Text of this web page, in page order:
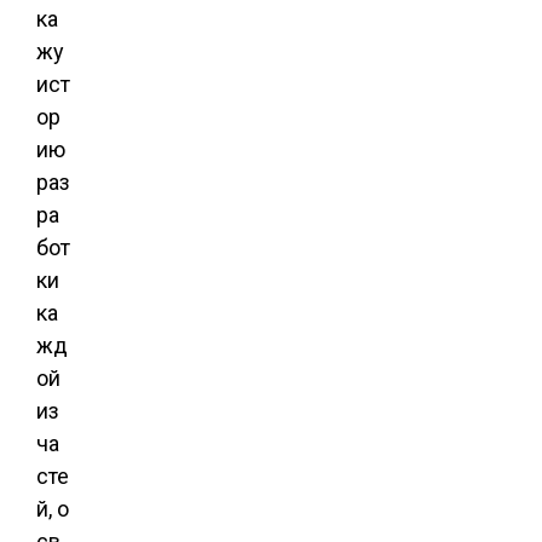
ка
жу
ист
ор
ию
раз
ра
бот
ки
ка
жд
ой
из
ча
сте
й, о